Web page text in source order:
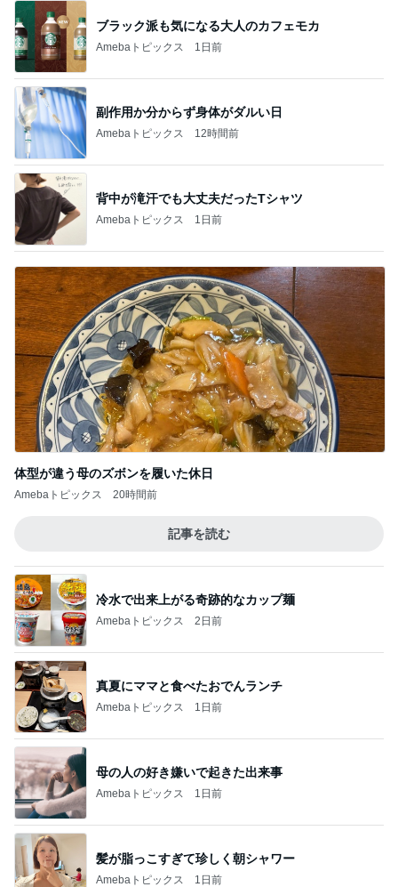
ブラック派も気になる大人のカフェモカ
Amebaトピックス 1日前
副作用か分からず身体がダルい日
Amebaトピックス 12時間前
背中が滝汗でも大丈夫だったTシャツ
Amebaトピックス 1日前
体型が違う母のズボンを履いた休日
Amebaトピックス 20時間前
記事を読む
冷水で出来上がる奇跡的なカップ麺
Amebaトピックス 2日前
真夏にママと食べたおでんランチ
Amebaトピックス 1日前
母の人の好き嫌いで起きた出来事
Amebaトピックス 1日前
髪が脂っこすぎて珍しく朝シャワー
Amebaトピックス 1日前